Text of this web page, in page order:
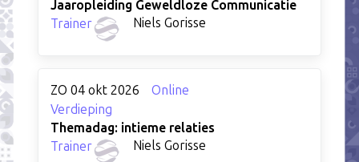
Jaaropleiding Geweldloze Communicatie
Trainer
Niels Gorisse
ZO 04 okt 2026
Online
Verdieping
Themadag: intieme relaties
Trainer
Niels Gorisse